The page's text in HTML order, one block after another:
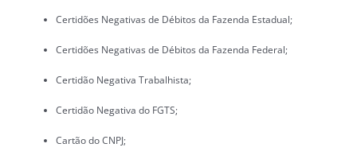
Certidões Negativas de Débitos da Fazenda Estadual;
Certidões Negativas de Débitos da Fazenda Federal;
Certidão Negativa Trabalhista;
Certidão Negativa do FGTS;
Cartão do CNPJ;